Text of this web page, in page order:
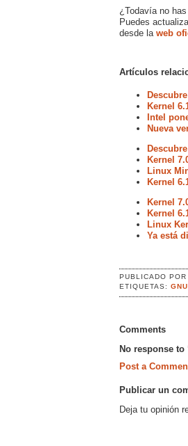
¿Todavía no
Puedes
desde la web
Artículos
Kernel
Intel
Nueva
Kernel
Linux
Kernel
Kernel
Kernel
Linux
Ya está
PUBLICADO
ETIQUETAS:
Comments
No response
Post a
Publicar un
Deja tu opinión